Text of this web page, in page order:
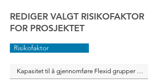
REDIGER VALGT RISIKOFAKTOR
FOR PROSJEKTET
Risikofaktor